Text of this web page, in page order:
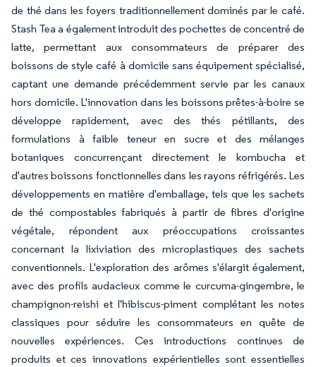
de thé dans les foyers traditionnellement dominés par le café.
Stash Tea a également introduit des pochettes de concentré de
latte, permettant aux consommateurs de préparer des
boissons de style café à domicile sans équipement spécialisé,
captant une demande précédemment servie par les canaux
hors domicile. L'innovation dans les boissons prêtes-à-boire se
développe rapidement, avec des thés pétillants, des
formulations à faible teneur en sucre et des mélanges
botaniques concurrençant directement le kombucha et
d'autres boissons fonctionnelles dans les rayons réfrigérés. Les
développements en matière d'emballage, tels que les sachets
de thé compostables fabriqués à partir de fibres d'origine
végétale, répondent aux préoccupations croissantes
concernant la lixiviation des microplastiques des sachets
conventionnels. L'exploration des arômes s'élargit également,
avec des profils audacieux comme le curcuma-gingembre, le
champignon-reishi et l'hibiscus-piment complétant les notes
classiques pour séduire les consommateurs en quête de
nouvelles expériences. Ces introductions continues de
produits et ces innovations expérientielles sont essentielles